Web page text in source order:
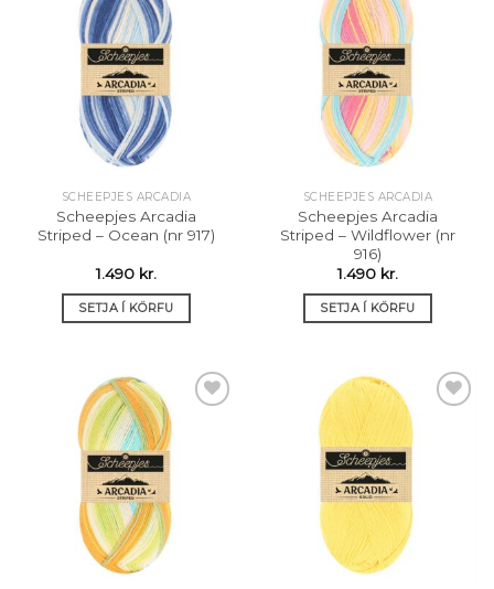
SCHEEPJES ARCADIA
Scheepjes Arcadia
Striped – Ocean (nr 917)
1.490 kr.
SETJA Í KÖRFU
SCHEEPJES ARCADIA
Scheepjes Arcadia
Striped – Wildflower (nr
916)
1.490 kr.
SETJA Í KÖRFU